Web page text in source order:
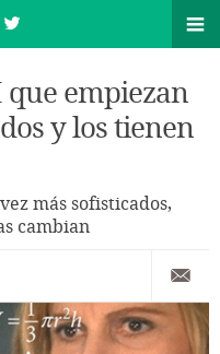
que empiezan
y los tienen
más sofisticados,
cambian